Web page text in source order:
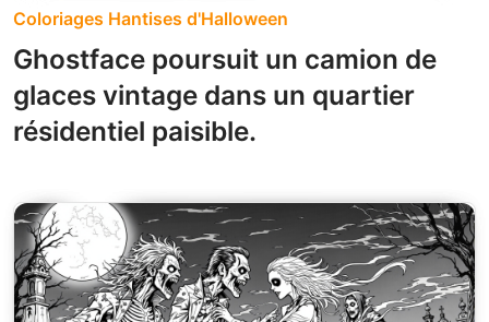
Coloriages Hantises d'Halloween
Ghostface poursuit un camion de
glaces vintage dans un quartier
résidentiel paisible.